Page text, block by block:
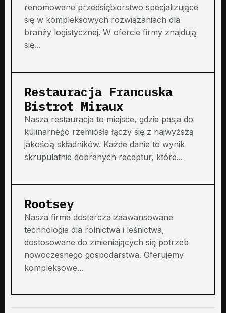
renomowane przedsiębiorstwo specjalizujące
się w kompleksowych rozwiązaniach dla
branży logistycznej. W ofercie firmy znajdują
się...
Restauracja Francuska
Bistrot Miraux
Nasza restauracja to miejsce, gdzie pasja do
kulinarnego rzemiosła łączy się z najwyższą
jakością składników. Każde danie to wynik
skrupulatnie dobranych receptur, które...
Rootsey
Nasza firma dostarcza zaawansowane
technologie dla rolnictwa i leśnictwa,
dostosowane do zmieniających się potrzeb
nowoczesnego gospodarstwa. Oferujemy
kompleksowe...